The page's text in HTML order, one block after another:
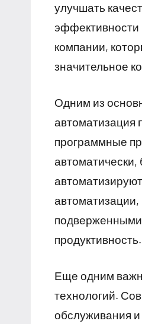
улучшать
эффективности
компании,
значительное
Одним из
автоматизация
программные
автоматически,
подверженными
продуктивность.
Еще одним
технологий.
обслуживания